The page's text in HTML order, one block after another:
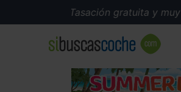
Tasación gratuita y muy